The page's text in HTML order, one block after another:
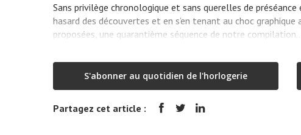
Sans privilège chronologique et sans querelles de
hasard des découvertes et en s’en tenant au choc graphique
proposées, une quarantième séquence de notre
S'abonner au quotidien de l'horlogerie
Partagez cet article :